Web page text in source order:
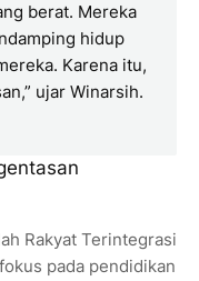
berat. Mereka
hidup
Karena itu,
ujar Winarsih.
Rakyat Terintegrasi
pada pendidikan